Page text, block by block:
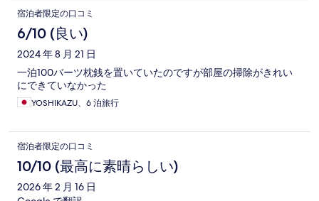
宿泊者限定の口コミ
6/10 (良い)
2024 年 8 月 21 日
一泊100バーツ枕銭を置いていたのですが部屋の掃除がきれい
にできていなかった
YOSHIKAZU、6 泊旅行
宿泊者限定の口コミ
10/10 (最高に素晴らしい)
2026 年 2 月 16 日